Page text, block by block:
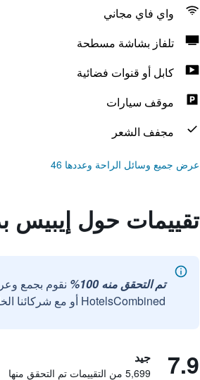
واي فاي مجاني
تلفاز بشاشة مسطحة
كابل أو قنوات فضائية
موقف سيارات
مجفف الشعر
عرض جميع وسائل الراحة وعددها 46
تقييمات حول إيبيس
تم التحقق منه 100%
نقوم بجمع
HotelsCombined أو مع شركائنا الخارجيين الموثوقين.
7.9 جيد
5,699 من التقييمات تم التحقق منها